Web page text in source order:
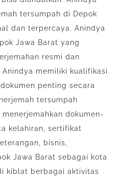
tersumpah di Depok
dan terpercaya. Anindya
Jawa Barat yang
resmi dan
memiliki kualifikasi
penting secara
tersumpah
dokumen-
kelahiran, sertifikat
bisnis,
Jawa Barat sebagai kota
kiblat berbagai aktivitas